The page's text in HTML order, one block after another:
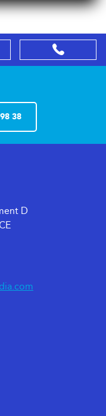
38
D